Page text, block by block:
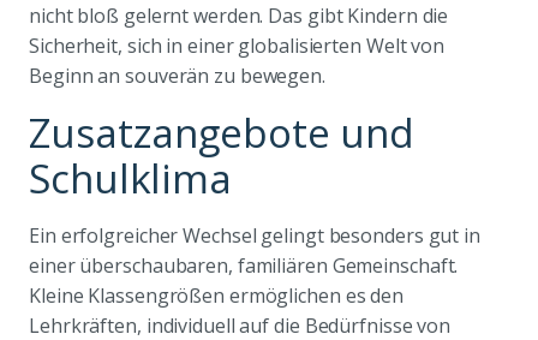
nicht bloß gelernt werden. Das gibt Kindern die
Sicherheit, sich in einer globalisierten Welt von
Beginn an souverän zu bewegen.
Zusatzangebote und
Schulklima
Ein erfolgreicher Wechsel gelingt besonders gut in
einer überschaubaren, familiären Gemeinschaft.
Kleine Klassengrößen ermöglichen es den
Lehrkräften, individuell auf die Bedürfnisse von